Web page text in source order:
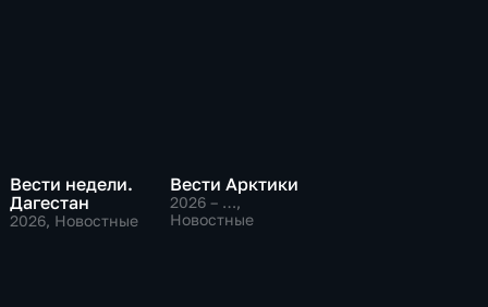
Вести недели.
Дагестан
2026, Новостные
Вести Арктики
2026 – …,
Новостные